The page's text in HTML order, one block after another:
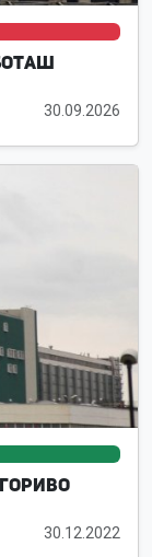
30.09.2026
30.12.2022